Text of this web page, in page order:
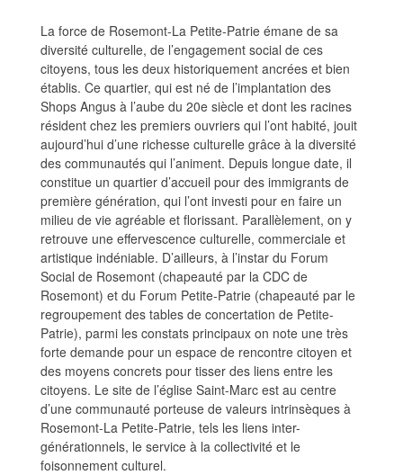
La force de Rosemont-La Petite-Patrie émane de sa
diversité culturelle, de l’engagement social de ces
citoyens, tous les deux historiquement ancrées et bien
établis. Ce quartier, qui est né de l’implantation des
Shops Angus à l’aube du 20e siècle et dont les racines
résident chez les premiers ouvriers qui l’ont habité, jouit
aujourd’hui d’une richesse culturelle grâce à la diversité
des communautés qui l’animent. Depuis longue date, il
constitue un quartier d’accueil pour des immigrants de
première génération, qui l’ont investi pour en faire un
milieu de vie agréable et florissant. Parallèlement, on y
retrouve une effervescence culturelle, commerciale et
artistique indéniable. D’ailleurs, à l’instar du Forum
Social de Rosemont (chapeauté par la CDC de
Rosemont) et du Forum Petite-Patrie (chapeauté par le
regroupement des tables de concertation de Petite-
Patrie), parmi les constats principaux on note une très
forte demande pour un espace de rencontre citoyen et
des moyens concrets pour tisser des liens entre les
citoyens. Le site de l’église Saint-Marc est au centre
d’une communauté porteuse de valeurs intrinsèques à
Rosemont-La Petite-Patrie, tels les liens inter-
générationnels, le service à la collectivité et le
foisonnement culturel.